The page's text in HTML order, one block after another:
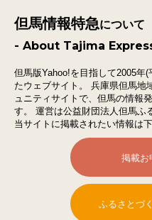
但馬情報特急について
- About Tajima
但馬版Yahoo!を目指して2005年
たウェブサイト。
兵庫県但馬地
ュニティサイトで、 但馬の情報
す。
運営は公益財団法人但馬ふ
当サイトに掲載されたい情報は
掲載お
ふるさとづ